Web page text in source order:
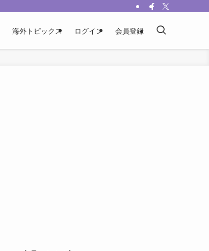
海外トピックス ログイン 会員登録